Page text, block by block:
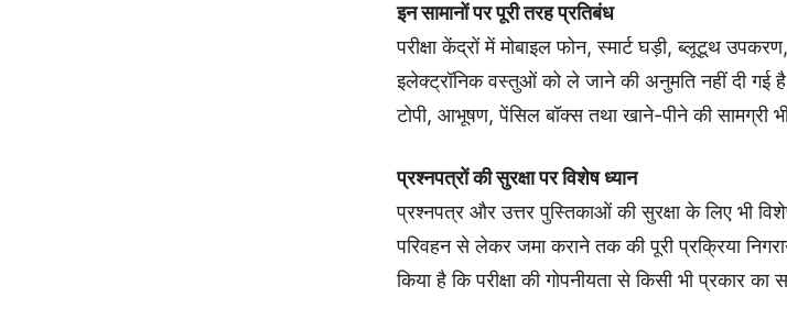
इन सामानों पर पूरी तरह प्रतिबंध
परीक्षा केंद्रों में मोबाइल फोन, स्मार्ट घड़ी, ब्लूटूथ
इलेक्ट्रॉनिक वस्तुओं को ले जाने की अनुमति नहीं दी गई
टोपी, आभूषण, पेंसिल बॉक्स तथा खाने-पीने की सामग्री
प्रश्नपत्रों की सुरक्षा पर विशेष ध्यान
प्रश्नपत्र और उत्तर पुस्तिकाओं की सुरक्षा के लिए भी
परिवहन से लेकर जमा कराने तक की पूरी प्रक्रिया
किया है कि परीक्षा की गोपनीयता से किसी भी प्रकार का